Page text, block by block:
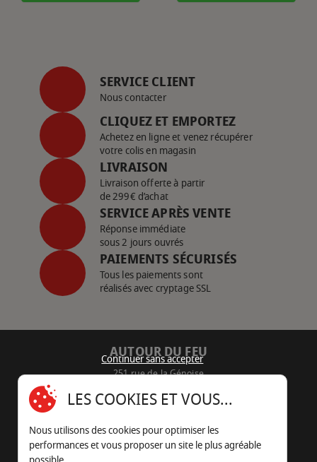
SERVICE CLIENT
Nous contacter
CLIQUEZ ET EMPORTEZ
Achetez en ligne et venez récupérer
votre colis en magasin
LIVRAISON
Livraison offerte à partir
de 299€ d’achat
SERVICE APRÈS VENTE
Réponse immédiate
sous 2 jours ouvrés
PAIEMENTS SÉCURISÉS
Tous les paiements sont
réalisés avec cryptage SSL
AUTOUR DU FEU
251 rue de la Génoise
05 45 22 98 09
Nous envoyer un e-mail
Continuer sans accepter
LES COOKIES ET VOUS...
Nous utilisons des cookies pour optimiser les
performances et vous proposer un site le plus agréable